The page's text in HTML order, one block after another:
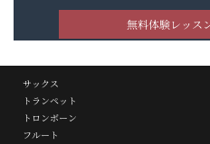
無料体験レッス
サックス
トランペット
トロンボーン
フルート